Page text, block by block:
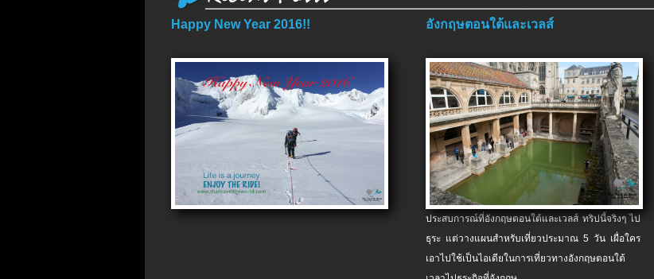
Happy New Year 2016!! อังกฤษตอนใต้และเวลส์
ประสบการณ์ที่อังกฤษตอนใต้และเวลส์ ทริปนี้จริงๆ ไป
ธุระ แต่วางแผนสำหรับเที่ยวประมาณ 5 วัน เผื่อใคร
เอาไปใช้เป็นไอเดียในการเที่ยวทางอังกฤษตอนใต้